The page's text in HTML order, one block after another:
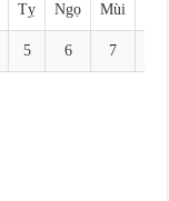
Tỵ Ngọ Mùi
5 6 7